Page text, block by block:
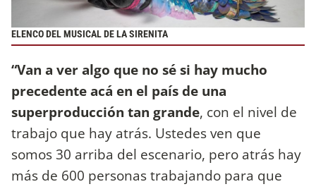
ELENCO DEL MUSICAL DE LA SIRENITA
“Van a ver algo que no sé si hay mucho
precedente acá en el país de una
superproducción tan grande, con el nivel de
trabajo que hay atrás. Ustedes ven que
somos 30 arriba del escenario, pero atrás hay
más de 600 personas trabajando para que